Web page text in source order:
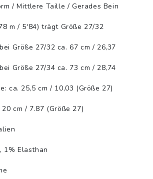
/ Mittlere Taille / Gerades Bein
m / 5'84) trägt Größe 27/32
Größe 27/32 ca. 67 cm / 26,37
Größe 27/34 ca. 73 cm / 28,74
ca. 25,5 cm / 10,03 (Größe 27)
cm / 7.87 (Größe 27)
1% Elasthan